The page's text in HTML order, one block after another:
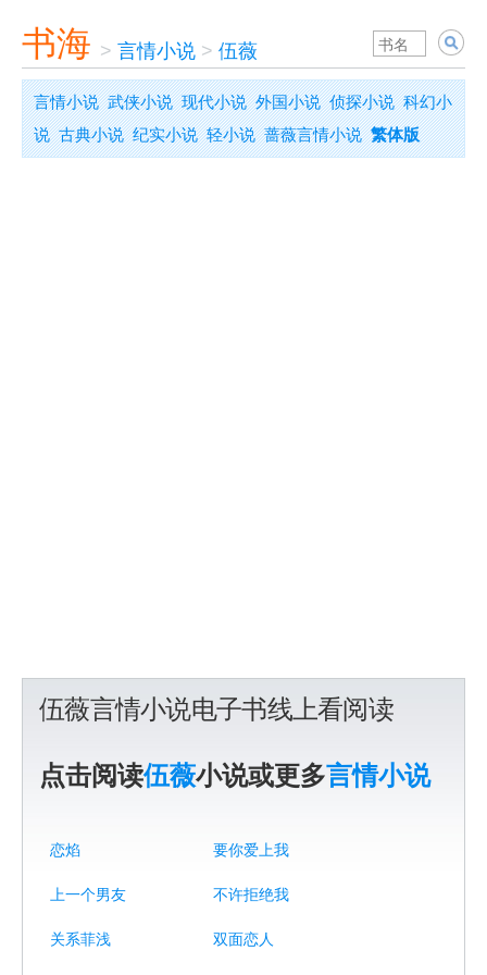
书海 > 言情小说 > 伍薇
言情小说 武侠小说 现代小说 外国小说 侦探小说 科幻小
说 古典小说 纪实小说 轻小说 蔷薇言情小说 繁体版
伍薇言情小说电子书线上看阅读
点击阅读伍薇小说或更多言情小说
恋焰 要你爱上我
上一个男友 不许拒绝我
关系菲浅 双面恋人